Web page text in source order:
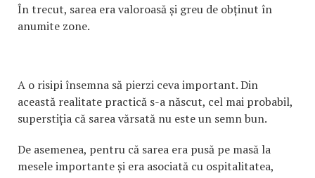
În trecut, sarea era valoroasă și greu de obținut în
anumite zone.
A o risipi însemna să pierzi ceva important. Din
această realitate practică s-a născut, cel mai probabil,
superstiția că sarea vărsată nu este un semn bun.
De asemenea, pentru că sarea era pusă pe masă la
mesele importante și era asociată cu ospitalitatea,